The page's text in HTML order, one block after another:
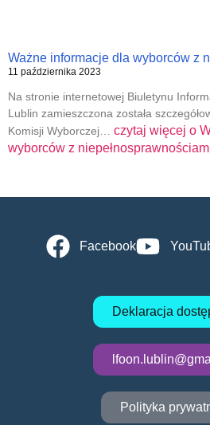
Ważne informacje dla wyborców z
11 października 2023
Na stronie internetowej Biuletynu
Lublin zamieszczona została
Komisji Wyborczej… czytaj więcej o
wyborców z
Facebook
Deklaracja
Polityka